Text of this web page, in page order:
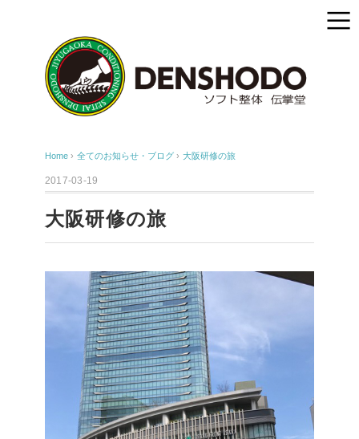
Home › 全てのお知らせ・ブログ › 大阪研修の旅
2017-03-19
大阪研修の旅